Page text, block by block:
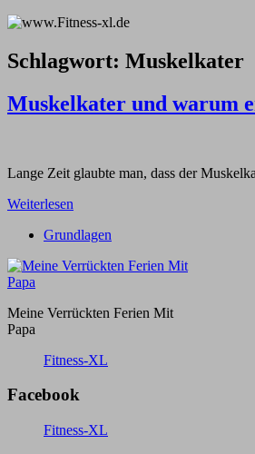
Schlagwort: Muskelkater
Muskelkater und warum
Lange Zeit glaubte man, dass der
Weiterlesen
Grundlagen
Meine Verrückten Ferien Mit
Papa
Fitness-XL
Facebook
Fitness-XL